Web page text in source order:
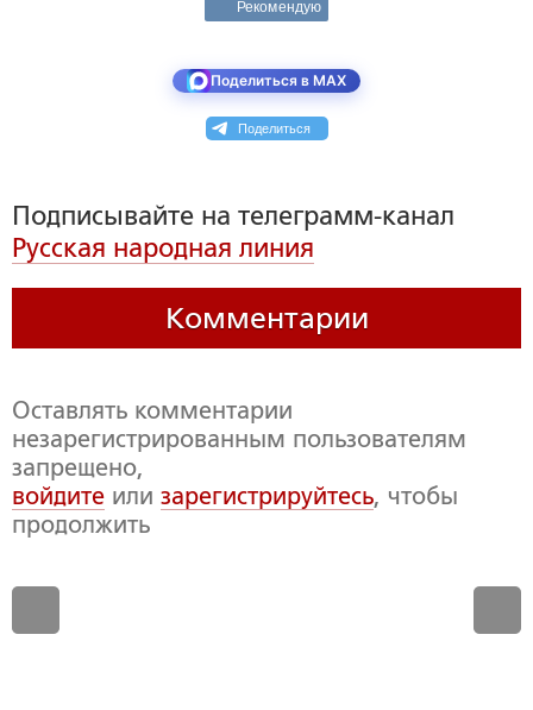
Рекомендую
Поделиться в MAX
Поделиться
Подписывайте на телеграмм-канал
Русская народная линия
Комментарии
Оставлять комментарии
незарегистрированным пользователям
запрещено,
войдите или зарегистрируйтесь, чтобы
продолжить